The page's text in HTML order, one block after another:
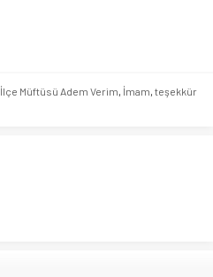
İlçe Müftüsü Adem Verim İmam teşekkür